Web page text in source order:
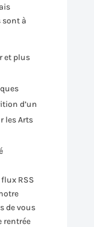
sont à
et plus
d’un
les Arts
RSS
de vous
rentrée